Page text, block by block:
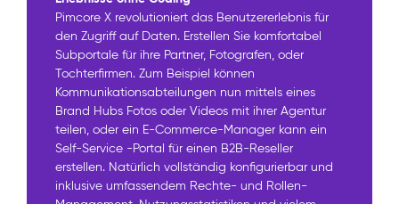
Pimcore X revolutioniert das Benutzererlebnis für
den Zugriff auf Daten. Erstellen Sie komfortabel
Subportale für ihre Partner, Fotografen, oder
Tochterfirmen. Zum Beispiel können
Kommunikationsabteilungen nun mittels eines
Brand Hubs Fotos oder Videos mit ihrer Agentur
teilen, oder ein E-Commerce-Manager kann ein
Self-Service -Portal für einen B2B-Reseller
erstellen. Natürlich vollständig konfigurierbar und
inklusive umfassendem Rechte- und Rollen-